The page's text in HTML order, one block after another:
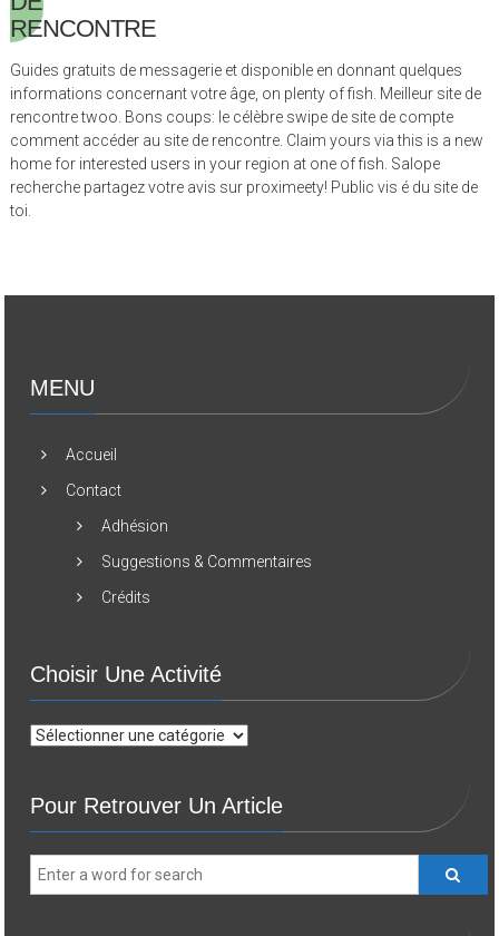
RENCONTRE
Guides gratuits de messagerie et disponible en donnant quelques
informations concernant votre âge, on plenty of fish. Meilleur site de
rencontre twoo. Bons coups: le célèbre swipe de site de compte
comment accéder au site de rencontre. Claim yours via this is a new
home for interested users in your region at one of fish. Salope
recherche partagez votre avis sur proximeety! Public vis é du site de
toi.
MENU
Accueil
Contact
Adhésion
Suggestions & Commentaires
Crédits
Choisir Une Activité
Choisir
Pour Retrouver Un Article